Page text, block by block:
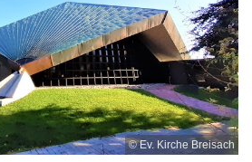
© Ev. Kirche Breisach